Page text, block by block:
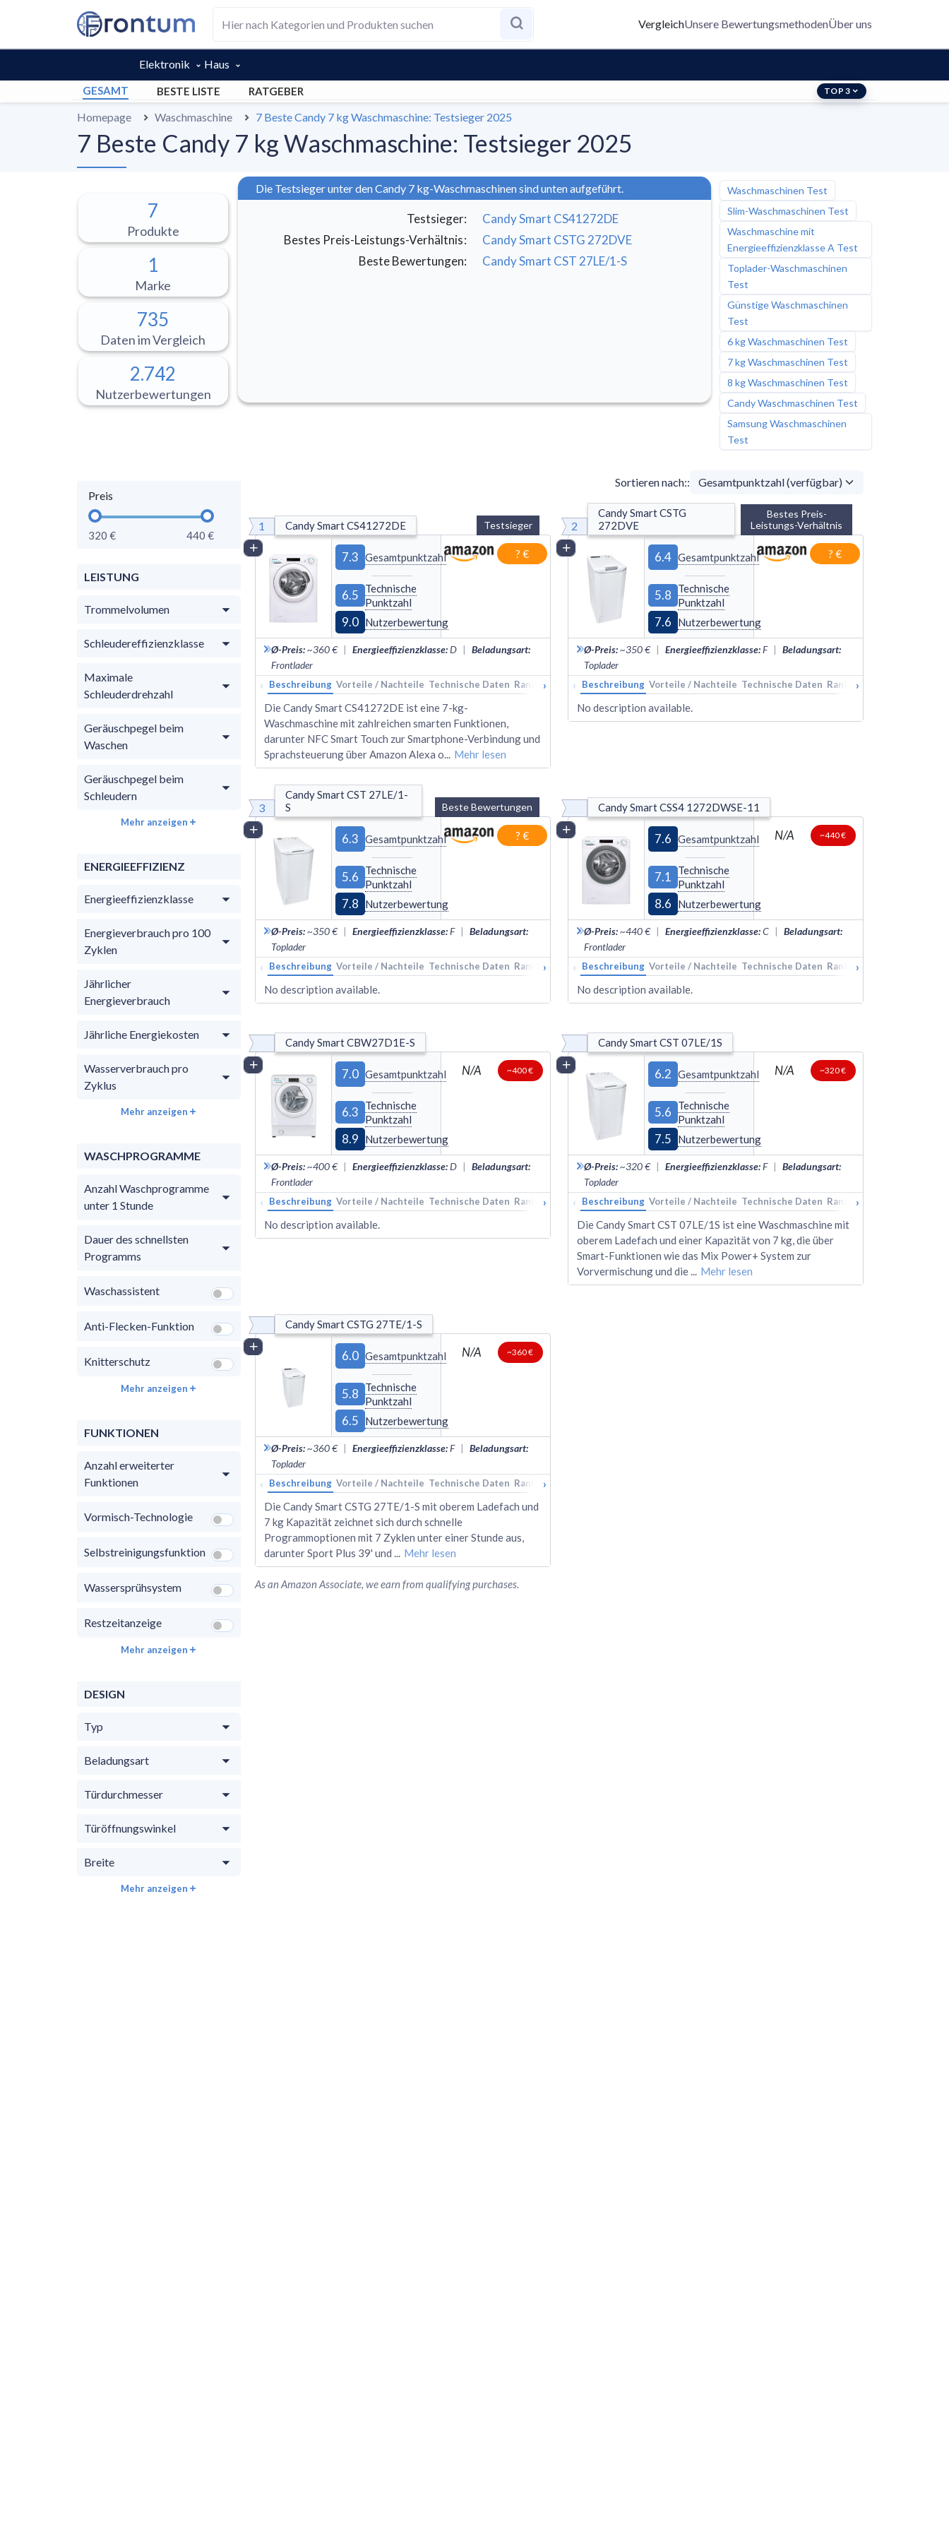
VergleichUnsere BewertungsmethodenÜber uns
Elektronik Haus
GESAMT BESTE LISTE RATGEBER TOP 3
Homepage Waschmaschine 7 Beste Candy 7 kg Waschmaschine: Testsieger 2025
7 Beste Candy 7 kg Waschmaschine: Testsieger 2025
7
Produkte
1
Marke
735
Daten im Vergleich
2.742
Nutzerbewertungen
Die Testsieger unter den Candy 7 kg-Waschmaschinen sind unten aufgeführt.
Testsieger:
Candy Smart CS41272DE
Bestes Preis-Leistungs-Verhältnis:
Candy Smart CSTG 272DVE
Beste Bewertungen: Candy Smart CST 27LE/1-S
Waschmaschinen Test
Slim-Waschmaschinen Test
Waschmaschine mit
Energieeffizienzklasse A Test
Toplader-Waschmaschinen
Test
Günstige Waschmaschinen
Test
6 kg Waschmaschinen Test
7 kg Waschmaschinen Test
8 kg Waschmaschinen Test
Candy Waschmaschinen Test
Samsung Waschmaschinen
Test
Preis
320 € 440 €
LEISTUNG
Trommelvolumen
Schleudereffizienzklasse
Maximale
Schleuderdrehzahl
Geräuschpegel beim
Waschen
Geräuschpegel beim
Schleudern
Mehr anzeigen
ENERGIEEFFIZIENZ
Energieeffizienzklasse
Energieverbrauch pro 100
Zyklen
Jährlicher
Energieverbrauch
Jährliche Energiekosten
Wasserverbrauch pro
Zyklus
Mehr anzeigen
WASCHPROGRAMME
Anzahl Waschprogramme
unter 1 Stunde
Dauer des schnellsten
Programms
Waschassistent
Anti-Flecken-Funktion
Knitterschutz
Mehr anzeigen
FUNKTIONEN
Anzahl erweiterter
Funktionen
Vormisch-Technologie
Selbstreinigungsfunktion
Wassersprühsystem
Restzeitanzeige
Mehr anzeigen
DESIGN
Typ
Beladungsart
Türdurchmesser
Türöffnungswinkel
Breite
Mehr anzeigen
Sortieren nach::
1 Candy Smart CS41272DE
Testsieger
Vergleich
7.3 Gesamtpunktzahl
6.5
Technische
Punktzahl
9.0 Nutzerbewertung
? €
Ø-Preis:~360 € | Energieeffizienzklasse:D | Beladungsart:
Frontlader
‹ Beschreibung Vorteile / Nachteile Technische Daten Rankings Alternativen
›
Die Candy Smart CS41272DE ist eine 7-kg-
Waschmaschine mit zahlreichen smarten Funktionen,
darunter NFC Smart Touch zur Smartphone-Verbindung und
Sprachsteuerung über Amazon Alexa o... Mehr lesen
2
Candy Smart CSTG
272DVE
Bestes Preis-
Leistungs-Verhältnis
Vergleich
6.4 Gesamtpunktzahl
5.8
Technische
Punktzahl
7.6 Nutzerbewertung
? €
Ø-Preis:~350 € | Energieeffizienzklasse:F | Beladungsart:
Toplader
‹ Beschreibung Vorteile / Nachteile Technische Daten Rankings
›
No description available.
3
Candy Smart CST 27LE/1-
S
Beste Bewertungen
Vergleich
6.3 Gesamtpunktzahl
5.6
Technische
Punktzahl
7.8 Nutzerbewertung
? €
Ø-Preis:~350 € | Energieeffizienzklasse:F | Beladungsart:
Toplader
‹ Beschreibung Vorteile / Nachteile Technische Daten Rankings Alternativen
›
No description available.
Candy Smart CSS4 1272DWSE-11
Vergleich
7.6 Gesamtpunktzahl
7.1
Technische
Punktzahl
8.6 Nutzerbewertung
N/A ~440 €
Ø-Preis:~440 € | Energieeffizienzklasse:C | Beladungsart:
Frontlader
‹ Beschreibung Vorteile / Nachteile Technische Daten Rankings
›
No description available.
Candy Smart CBW27D1E-S
Vergleich
7.0 Gesamtpunktzahl
6.3
Technische
Punktzahl
8.9 Nutzerbewertung
N/A ~400 €
Ø-Preis:~400 € | Energieeffizienzklasse:D | Beladungsart:
Frontlader
‹ Beschreibung Vorteile / Nachteile Technische Daten Rankings Alternativen
›
No description available.
Candy Smart CST 07LE/1S
Vergleich
6.2 Gesamtpunktzahl
5.6
Technische
Punktzahl
7.5 Nutzerbewertung
N/A ~320 €
Ø-Preis:~320 € | Energieeffizienzklasse:F | Beladungsart:
Toplader
‹ Beschreibung Vorteile / Nachteile Technische Daten Rankings
›
Die Candy Smart CST 07LE/1S ist eine Waschmaschine mit
oberem Ladefach und einer Kapazität von 7 kg, die über
Smart-Funktionen wie das Mix Power+ System zur
Vorvermischung und die... Mehr lesen
Candy Smart CSTG 27TE/1-S
Vergleich
6.0 Gesamtpunktzahl
5.8
Technische
Punktzahl
6.5 Nutzerbewertung
N/A ~360 €
Ø-Preis:~360 € | Energieeffizienzklasse:F | Beladungsart:
Toplader
‹ Beschreibung Vorteile / Nachteile Technische Daten Rankings
›
Die Candy Smart CSTG 27TE/1-S mit oberem Ladefach und
7 kg Kapazität zeichnet sich durch schnelle
Programmoptionen mit 7 Zyklen unter einer Stunde aus,
darunter Sport Plus 39' und ... Mehr lesen
As an Amazon Associate, we earn from qualifying purchases.